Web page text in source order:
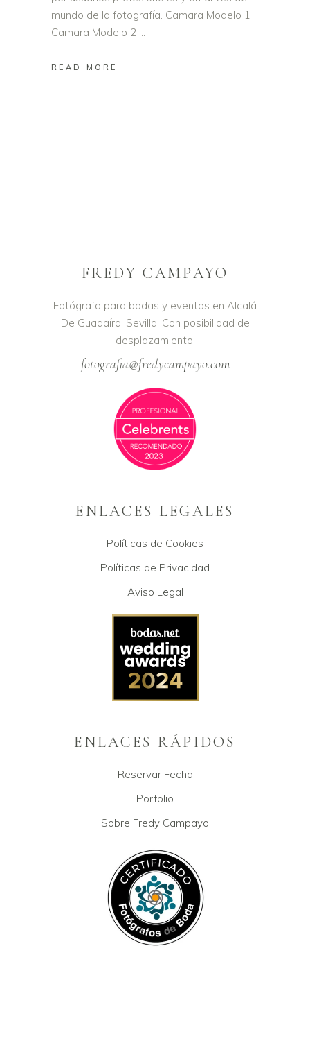
mundo de la fotografía. Camara Modelo 1
Camara Modelo 2
READ MORE
FREDY CAMPAYO
Fotógrafo para bodas y eventos en Alcalá
De Guadaíra, Sevilla. Con posibilidad de
desplazamiento.
fotografia@fredycampayo.com
ENLACES LEGALES
Políticas de Cookies
Políticas de Privacidad
Aviso Legal
ENLACES RÁPIDOS
Reservar Fecha
Porfolio
Sobre Fredy Campayo